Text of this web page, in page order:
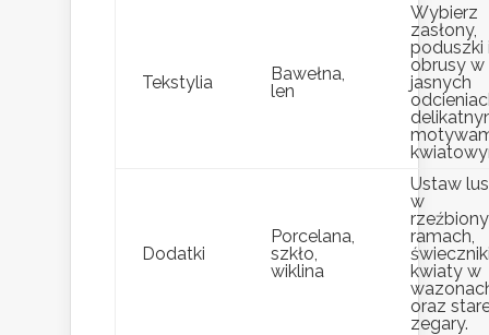
Tekstylia
Bawełna,
len
Wybierz
zasłony,
poduszki
obrusy w
jasnych
Dodatki
Porcelana,
szkło,
wiklina
Ustaw
w
ramach,
kwiaty w
oraz
zegary.